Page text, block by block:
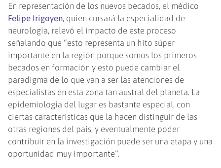
En representación de los nuevos becados, el médico
Felipe Irigoyen, quien cursará la especialidad de
neurología, relevó el impacto de este proceso
señalando que “esto representa un hito súper
importante en la región porque somos los primeros
becados en formación y esto puede cambiar el
paradigma de lo que van a ser las atenciones de
especialistas en esta zona tan austral del planeta. La
epidemiología del lugar es bastante especial, con
ciertas características que la hacen distinguir de las
otras regiones del país, y eventualmente poder
contribuir en la investigación puede ser una etapa y una
oportunidad muy importante”.